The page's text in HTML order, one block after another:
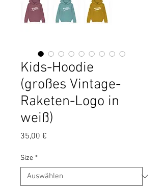
Kids-Hoodie
(großes Vintage-
Raketen-Logo in
weiß)
35,00 €
Size *